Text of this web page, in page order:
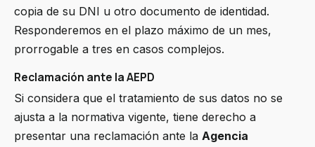
copia de su DNI u otro documento de identidad.
Responderemos en el plazo máximo de un mes,
prorrogable a tres en casos complejos.
Reclamación ante la AEPD
Si considera que el tratamiento de sus datos no se
ajusta a la normativa vigente, tiene derecho a
presentar una reclamación ante la Agencia